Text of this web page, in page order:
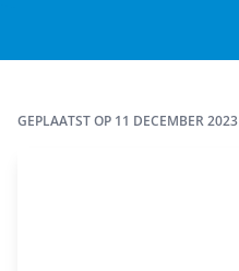
GEPLAATST OP 11 DECEMBER 2023